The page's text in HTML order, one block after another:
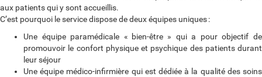
aux patients qui y sont accueillis.
C’est pourquoi le service dispose de deux équipes uniques:
Une équipe paramédicale « bien-être » qui a pour objectif de
promouvoir le confort physique et psychique des patients durant
leur séjour
Une équipe médico-infirmière qui est dédiée à la qualité des soins